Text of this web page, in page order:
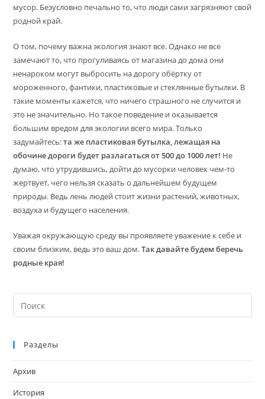
мусор. Безусловно печально то, что люди сами загрязняют свой
родной край.
О том, почему важна экология знают все. Однако не все
замечают то, что прогуливаясь от магазина до дома они
ненароком могут выбросить на дорогу обёртку от
мороженного, фантики, пластиковые и стеклянные бутылки. В
такие моменты кажется, что ничего страшного не случится и
это не значительно. Но такое поведение и оказывается
большим вредом для экологии всего мира. Только
задумайтесь:та же пластиковая бутылка, лежащая на
обочине дороги будет разлагаться от 500 до 1000 лет! Не
думаю, что утрудившись, дойти до мусорки человек чем-то
жертвует, чего нельзя сказать о дальнейшем будущем
природы. Ведь лень людей стоит жизни растений, животных,
воздуха и будущего населения.
Уважая окружающую среду вы проявляете уважение к себе и
своим близким, ведь это ваш дом.Так давайте будем беречь
родные края!
Разделы
Архив
История